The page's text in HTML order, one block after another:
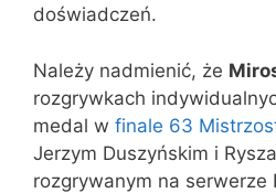
doświadczeń.
Należy nadmienić, że
rozgrywkach
medal w finale 63
Jerzym Duszyńskim i
rozgrywanym na serwerze